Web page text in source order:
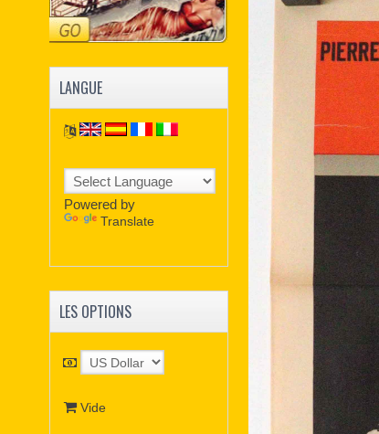
LANGUE
Powered by
Translate
LES OPTIONS
Vide